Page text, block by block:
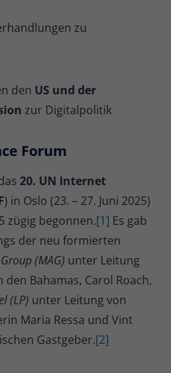
zu
den US und der
zur Digitalpolitik
Forum
20. UN Internet
) in Oslo (23. – 27. Juni 2025)
zügig begonnen.[1] Es gab
der neu formierten
(MAG) unter Leitung
Bahamas, Carol Roach,
(LP) unter Leitung von
Maria Ressa und Vint
Gastgeber.[2]
Besuch verwendet
Cookies, die zur
Speicherung von
Besuch verwendet